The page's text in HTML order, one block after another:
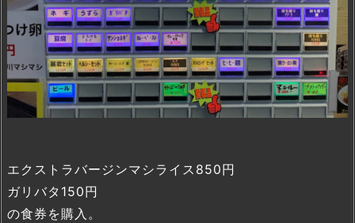
エクストラバージンマシライス850円
ガリバタ150円
の食券を購入。